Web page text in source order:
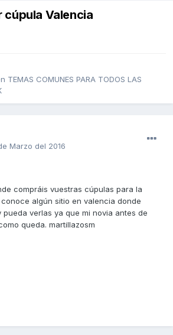
cúpula Valencia
TEMAS COMUNES PARA TODOS LAS
Marzo del 2016
compráis vuestras cúpulas para la
algún sitio en valencia donde
verlas ya que mi novia antes de
queda. martillazosm